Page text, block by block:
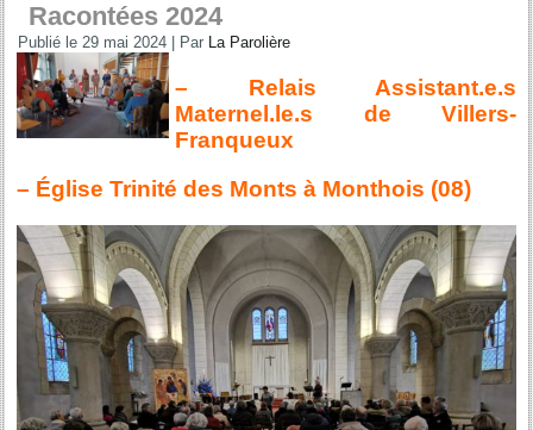
Racontées 2024
Publié le 29 mai 2024 Par La Parolière
– Relais Assistant.e.s
Maternel.le.s de Villers-
Franqueux
– Église Trinité des Monts à Monthois (08)